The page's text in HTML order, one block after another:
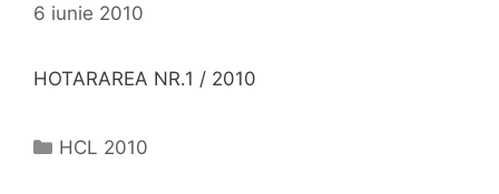
6 iunie 2010
HOTARAREA NR.1 / 2010
Categorii
HCL 2010